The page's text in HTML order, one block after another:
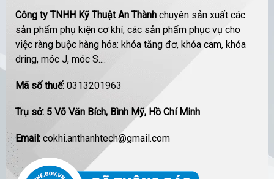
Công ty TNHH Kỹ Thuật An Thành chuyên sản xuất các
sản phẩm phụ kiện cơ khí, các sản phẩm phục vụ cho
việc ràng buộc hàng hóa: khóa tăng đơ, khóa cam, khóa
dring, móc J, móc S....
Mã số thuế: 0313201963
Trụ sở: 5 Võ Văn Bích, Bình Mỹ, Hồ Chí Minh
Email: cokhi.anthanhtech@gmail.com